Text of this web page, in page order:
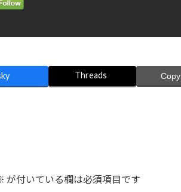
Threads Copy
が付いている欄は必須項目です